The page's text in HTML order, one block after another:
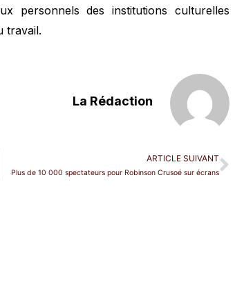
personnels des institutions culturelles
travail.
La Rédaction
ARTICLE SUIVANT
Plus de 10 000 spectateurs pour Robinson Crusoé sur écrans